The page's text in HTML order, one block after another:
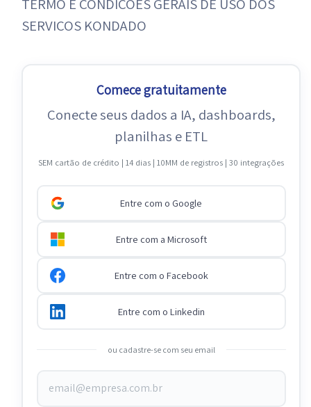
TERMO E CONDIÇÕES GERAIS DE USO DOS
SERVIÇOS KONDADO
Comece gratuitamente
Conecte seus dados a IA, dashboards,
planilhas e ETL
SEM cartão de crédito | 14 dias | 10MM de registros | 30 integrações
Entre com o Google
Entre com a Microsoft
Entre com o Facebook
Entre com o Linkedin
ou cadastre-se com seu email